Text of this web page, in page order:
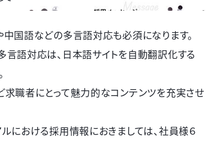
国語などの多言語対応も必須になります。
語対応は、日本語サイトを自動翻訳化する
職者にとって魅力的なコンテンツを充実させ
における採用情報におきましては、社員様６